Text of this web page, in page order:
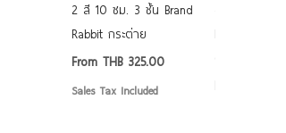
2 สี 10 ซม. 3 ชั้น Brand
Rabbit กระต่าย
From THB 325.00
Sale Price
Sales Tax Included